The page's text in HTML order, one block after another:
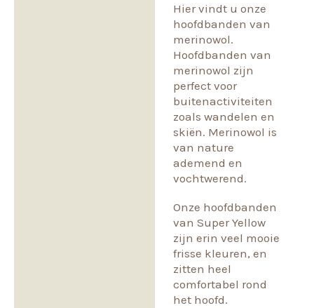
Hier vindt u onze
hoofdbanden van
merinowol.
Hoofdbanden van
merinowol zijn
perfect voor
buitenactiviteiten
zoals wandelen en
skiën. Merinowol is
van nature
ademend en
vochtwerend.
Onze hoofdbanden
van Super Yellow
zijn erin veel mooie
frisse kleuren, en
zitten heel
comfortabel rond
het hoofd.